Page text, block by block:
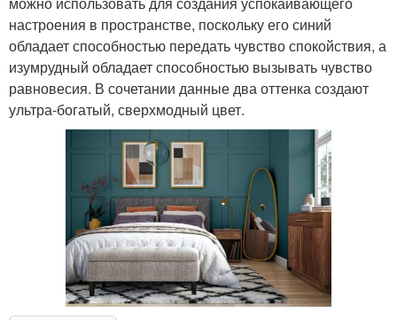
настроения в пространстве, поскольку его синий
обладает способностью передать чувство спокойствия, а
изумрудный обладает способностью вызывать чувство
равновесия. В сочетании данные два оттенка создают
ультра-богатый, сверхмодный цвет.